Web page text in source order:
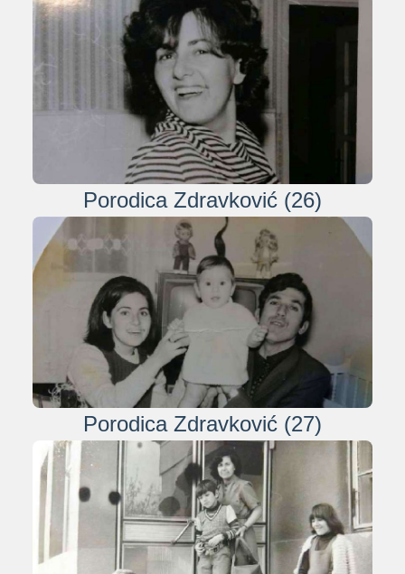
Porodica Zdravković (26)
Porodica Zdravković (27)